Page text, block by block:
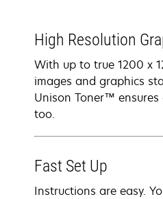
High Resolution
With up to true 1200 x
images and graphics
Unison Toner™
too.
Fast Set Up
Instructions are easy.